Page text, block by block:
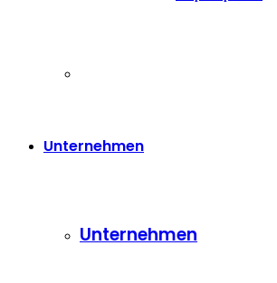
Unternehmen
Unternehmen